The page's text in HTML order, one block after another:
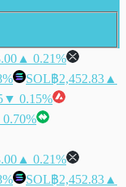
▲ 0.21%
SOL฿2,452.83 ▲
▼ 0.15%
▲ 0.21%
SOL฿2,452.83 ▲